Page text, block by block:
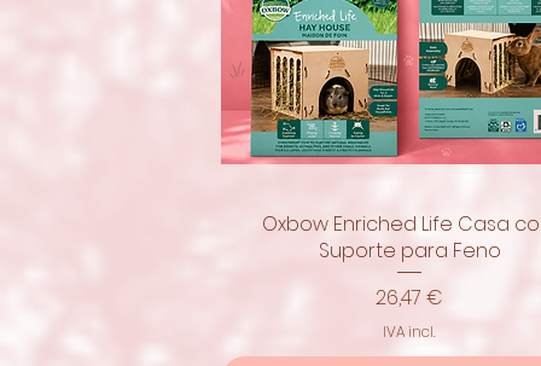
Visualização rápida
Oxbow Enriched Life Casa
Suporte para Feno
Preço
26,47 €
IVA incl.